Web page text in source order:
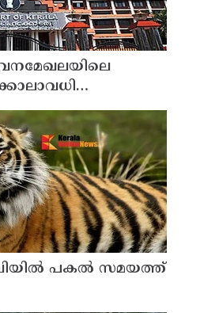
വനമേഖലയിലെ
കൃഷി
ഹൈക്കോടതി
പകല്‍ സമയത്ത്